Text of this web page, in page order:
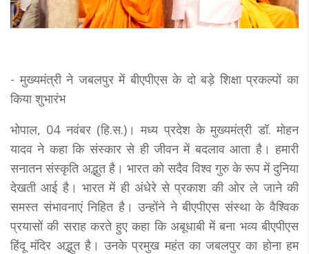
- मुख्यमंत्री ने जबलपुर में बीएपीएस के दो बड़े शिक्षा प्रकल्पों का
किया शुभारंभ
भोपाल, 04 नवंबर (हि.स.)। मध्य प्रदेश के मुख्यमंत्री डॉ. मोहन
यादव ने कहा कि संस्कार से ही जीवन में बदलाव आता है। हमारी
सनातन संस्कृति अद्भुत है। भारत को सदैव विश्व गुरु के रूप में दुनिया
देखती आई है। भारत में ही अंधेरे से प्रकाश की ओर ले जाने की
समस्त संभावनाएं निहित है। उन्होंने ने बीएपीएस संस्था के वैश्विक
प्रयासों की सराह करते हुए कहा कि अबूधाबी में बना भव्य बीएपीएस
हिंदू मंदिर अद्भुत है। उनके प्रमुख महंत का जबलपुर का होना हम